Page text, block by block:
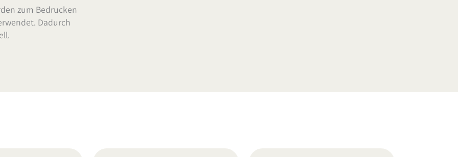
zum Bedrucken
Dadurch